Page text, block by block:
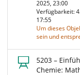
2025, 23:00
Verfügbarkeit:
17:55
Um dieses
sein und
5203 –
Chemie: